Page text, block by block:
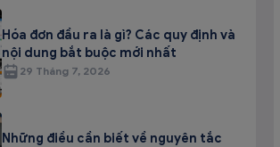
Hóa đơn đầu ra là gì? Các quy định và
nội dung bắt buộc mới nhất
29 Tháng 7, 2026
Những điều cần biết về nguyên tắc